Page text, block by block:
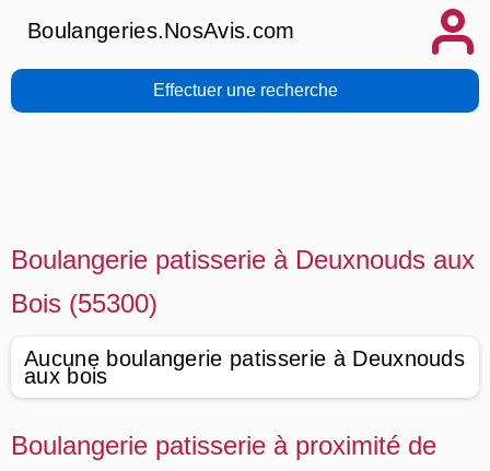
Boulangeries.NosAvis.com
Effectuer une recherche
Boulangerie patisserie à Deuxnouds aux
Bois (55300)
Aucune boulangerie patisserie à Deuxnouds
aux bois
Boulangerie patisserie à proximité de